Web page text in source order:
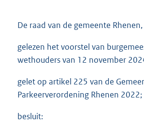
De raad van de gemeente Rhenen,
gelezen het voorstel van
wethouders van 12 november
gelet op artikel 225 van de
Parkeerverordening Rhenen 2022;
besluit: